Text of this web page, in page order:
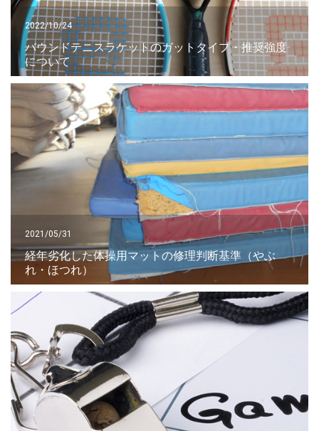
2022/10/24
バウンドテニスラケットのガットタイプ・推奨強度
について
2021/05/31
経年劣化した体操用マットの修理判断基準（やぶ
れ・ほつれ）